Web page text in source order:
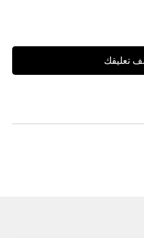
تعليقك